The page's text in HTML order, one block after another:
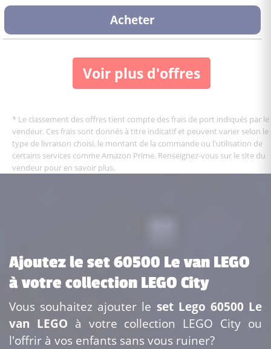
Acheter
Voir plus d'offres
* Le classement des offres tient compte des frais de port indiqués par le
vendeur. Ces frais sont donnés à titre indicatif et peuvent varier selon le
type de livraison choisi, le montant de la commande ou l'utilisation de
certains services comme Amazon Prime. Renseignez-vous sur le site du
vendeur pour en savoir plus.
Ajoutez le set 60500 Le van LEGO
à votre collection LEGO City
Vous souhaitez ajouter le set Lego 60500 Le
van LEGO à votre collection LEGO City ou
l'offrir à vos enfants sans vous ruiner?